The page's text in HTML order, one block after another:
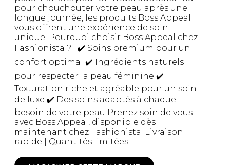
pour chouchouter votre peau après une
longue journée, les produits Boss Appeal
vous offrent une expérience de soin
unique. Pourquoi choisir Boss Appeal chez
Fashionista ? ✔️ Soins premium pour un
confort optimal ✔️ Ingrédients naturels
pour respecter la peau féminine ✔️
Texturation riche et agréable pour un soin
de luxe ✔️ Des soins adaptés à chaque
besoin de votre peau Prenez soin de vous
avec Boss Appeal, disponible dès
maintenant chez Fashionista. Livraison
rapide | Quantités limitées.